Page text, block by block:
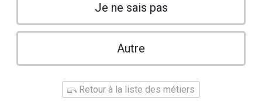
Je ne sais pas
Autre
Retour à la liste des métiers